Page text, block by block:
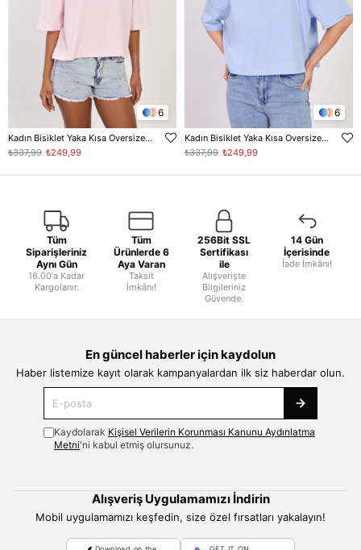
6
Kadın Bisiklet Yaka Kısa Oversize T-Shirt - Toz Pembe
₺249,99
₺337,99
6
Kadın Bisiklet Yaka Kısa Oversize T-Shirt - Bebe Mavi
₺249,99
₺337,99
Tüm
Siparişleriniz
Aynı Gün
16.00'a Kadar
Kargolanır.
Tüm
Ürünlerde 6
Aya Varan
Taksit
İmkânı!
256Bit SSL
Sertifikası
ile
Alışverişte
Bilgileriniz
Güvende.
14 Gün
İçerisinde
İade İmkânı!
En güncel haberler için kaydolun
Haber listemize kayıt olarak kampanyalardan ilk siz haberdar olun.
Kaydolarak Kişisel Verilerin Korunması Kanunu Aydınlatma
Metni'ni kabul etmiş olursunuz.
Alışveriş Uygulamamızı İndirin
Mobil uygulamamızı keşfedin, size özel fırsatları yakalayın!